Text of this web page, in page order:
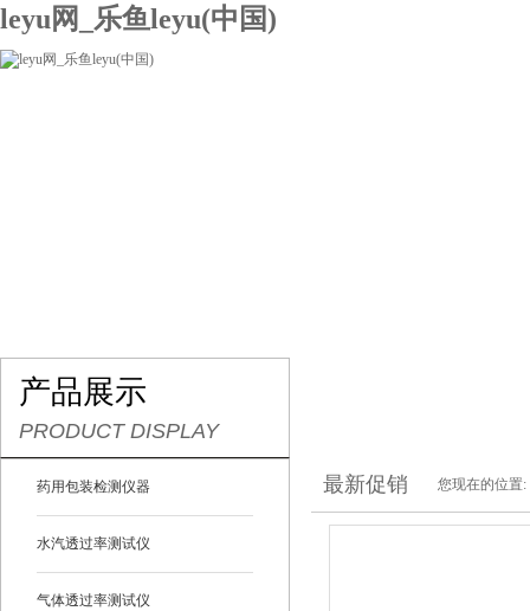
leyu网_乐鱼leyu(中国)
产品展示
PRODUCT DISPLAY
药用包装检测仪器
水汽透过率测试仪
气体透过率测试仪
最新促销 您现在的位置: